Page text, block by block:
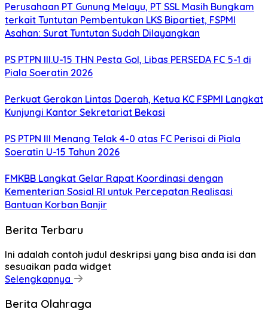
Perusahaan PT Gunung Melayu, PT SSL Masih Bungkam
terkait Tuntutan Pembentukan LKS Bipartiet, FSPMI
Asahan: Surat Tuntutan Sudah Dilayangkan
PS PTPN III.U-15 THN Pesta Gol, Libas PERSEDA FC 5-1 di
Piala Soeratin 2026
Perkuat Gerakan Lintas Daerah, Ketua KC FSPMI Langkat
Kunjungi Kantor Sekretariat Bekasi
PS PTPN III Menang Telak 4-0 atas FC Perisai di Piala
Soeratin U-15 Tahun 2026
FMKBB Langkat Gelar Rapat Koordinasi dengan
Kementerian Sosial RI untuk Percepatan Realisasi
Bantuan Korban Banjir
Berita Terbaru
Ini adalah contoh judul deskripsi yang bisa anda isi dan
sesuaikan pada widget
Selengkapnya
Berita Olahraga